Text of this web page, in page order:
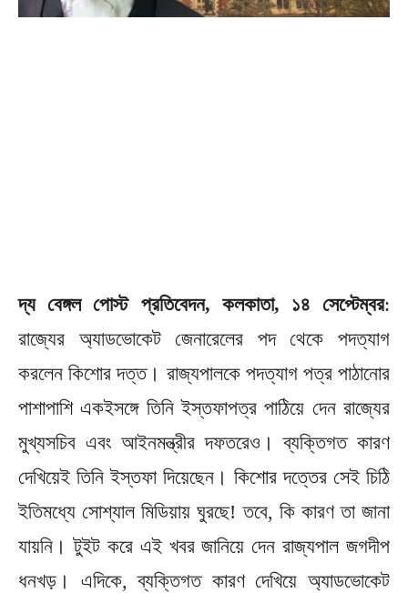
দ্য বেঙ্গল পোস্ট প্রতিবেদন, কলকাতা, ১৪ সেপ্টেম্বর:
রাজ্যের অ্যাডভোকেট জেনারেলের পদ থেকে পদত্যাগ
করলেন কিশোর দত্ত। রাজ্যপালকে পদত্যাগ পত্র পাঠানোর
পাশাপাশি একইসঙ্গে তিনি ইস্তফাপত্র পাঠিয়ে দেন রাজ্যের
মুখ্যসচিব এবং আইনমন্ত্রীর দফতরেও। ব্যক্তিগত কারণ
দেখিয়েই তিনি ইস্তফা দিয়েছেন। কিশোর দত্তের সেই চিঠি
ইতিমধ্যে সোশ্যাল মিডিয়ায় ঘুরছে! তবে, কি কারণ তা জানা
যায়নি। টুইট করে এই খবর জানিয়ে দেন রাজ্যপাল জগদীপ
ধনখড়। এদিকে, ব্যক্তিগত কারণ দেখিয়ে অ্যাডভোকেট